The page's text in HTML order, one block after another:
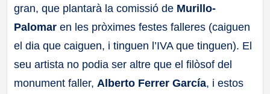
gran, que plantarà la comissió de Murillo-
Palomar en les pròximes festes falleres (caiguen
el dia que caiguen, i tinguen l’IVA que tinguen). El
seu artista no podia ser altre que el filòsof del
monument faller, Alberto Ferrer García, i estos